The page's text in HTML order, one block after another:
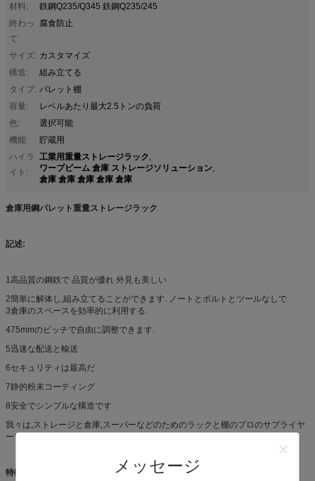
メッセージ
材料:
鉄鋼Q235/Q345 鉄鋼Q235/245
終わっ
て:
腐食防止
サイズ: カスタマイズ
構造:
組み立てる
タイプ: パレット棚
容量:
レベルあたり最大2.5トンの負荷
色:
選択可能
機能:
貯蔵用
ハイラ
イト:
工業用重量ストレージラック,
ワープビーム 倉庫 ストレージソリューション,
倉庫 倉庫 倉庫 倉庫 倉庫
倉庫用鋼パレット重量ストレージラック
記述:
1高品質の鋼鉄で 品質が優れ 外見も美しい
2簡単に解体し,組み立てることができます. ノートとボルトとツールなしで.
3倉庫のスペースを効率的に利用する.
475mmのピッチで自由に調整できます.
5迅速な配送と輸送
6セキュリティは最高だ
7静的粉末コーティング
8安全でシンプルな構造です
我々は,ストレージと倉庫,スーパーなどのためのラックと棚のプロのサプライヤ
ーです.
特徴: